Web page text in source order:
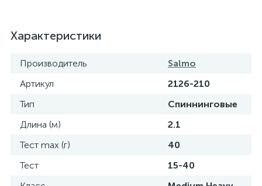
Характеристики
Производитель
Salmo
Артикул
2126-210
Тип
Спиннинговые
Длина (м)
2.1
Тест max (г)
40
Тест
15-40